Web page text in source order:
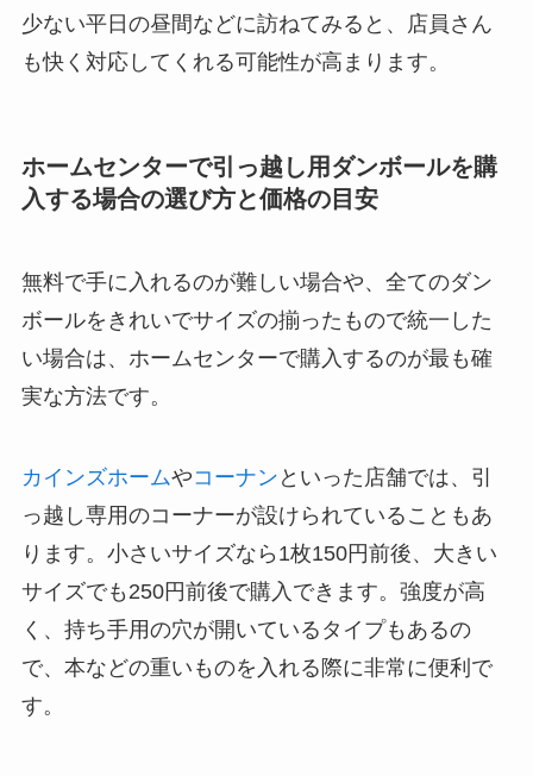
少ない平日の昼間などに訪ねてみる と、店員さん
も快く対応してくれる可能性が高まります。
ホームセンターで引っ越し用ダンボールを購
入する場合の選び方と価格の目安
無料で手に入れるのが難しい場合や、全てのダン
ボールをきれいでサイズの揃ったもので統一した
い場合は、ホームセンターで購入するのが最も確
実な方法です。
カインズホームやコーナン といった店舗では、引
っ越し専用のコーナーが設けられていることもあ
ります。小さいサイズなら1枚150円前後、大きい
サイズでも250円前後で購入できます。 強度が高
く、持ち手用の穴が開いているタイプもあるの
で、 本などの重いものを入れる際に非常に便利 で
す。